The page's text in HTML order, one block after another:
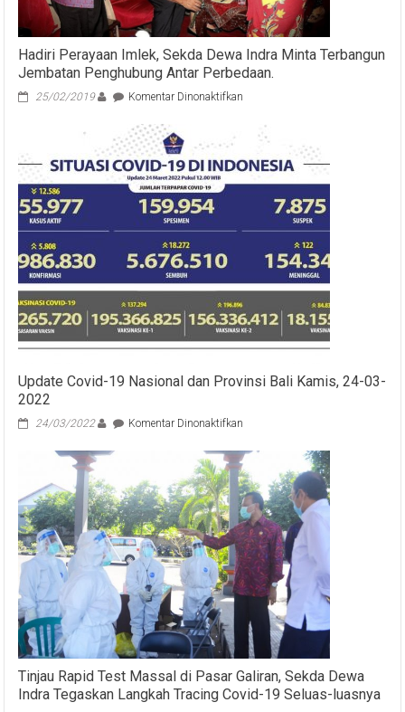
Hadiri Perayaan Imlek, Sekda Dewa Indra Minta Terbangun
Jembatan Penghubung Antar Perbedaan.
25/02/2019 Komentar Dinonaktifkan
Perayaan
Imlek,
Sekda
Terbangun
Penghubung
Perbedaan.
Update Covid-19 Nasional dan Provinsi Bali Kamis, 24-03-
2022
24/03/2022 Komentar Dinonaktifkan
Covid-
19
Nasional
dan
Provinsi
Bali
Kamis,
24-
03-
Tinjau Rapid Test Massal di Pasar Galiran, Sekda Dewa
Indra Tegaskan Langkah Tracing Covid-19 Seluas-luasnya